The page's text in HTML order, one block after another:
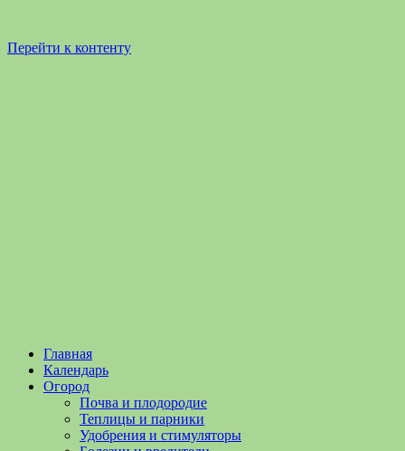
Перейти к контенту
Садоводство
Огородничество
Садоводство
огородничество
полезные
Главная
Календарь
Огород
Почва и плодородие
Теплицы и парники
Удобрения и стимуляторы